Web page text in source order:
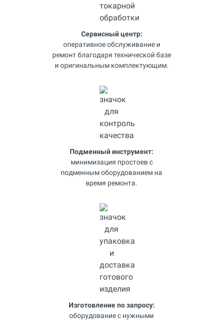
Сервисный центр:
оперативное обслуживание и
ремонт благодаря технической базе
и оригинальным комплектующим.
Подменный инструмент:
минимизация простоев с
подменным оборудованием на
время ремонта.
Изготовление по запросу:
оборудование с нужными